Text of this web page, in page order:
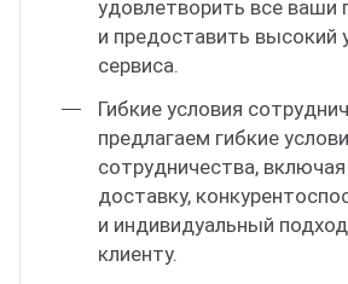
удовлетворить все ваши
и предоставить высокий
сервиса.
Гибкие условия
предлагаем гибкие
сотрудничества,
доставку,
и индивидуальный
клиенту.